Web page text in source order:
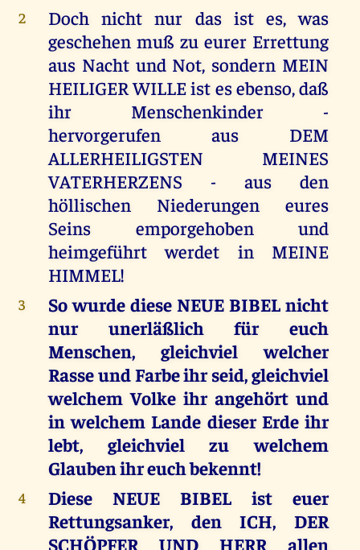
2
Doch nicht nur das ist es, was
geschehen muß zu eurer Errettung
aus Nacht und Not, sondern MEIN
HEILIGER WILLE ist es ebenso, daß
ihr Menschenkinder -
hervorgerufen aus DEM
ALLERHEILIGSTEN MEINES
VATERHERZENS - aus den
höllischen Niederungen eures
Seins emporgehoben und
heimgeführt werdet in MEINE
HIMMEL!
3
So wurde diese NEUE BIBEL nicht
nur unerläßlich für euch
Menschen, gleichviel welcher
Rasse und Farbe ihr seid, gleichviel
welchem Volke ihr angehört und
in welchem Lande dieser Erde ihr
lebt, gleichviel zu welchem
Glauben ihr euch bekennt!
4
Diese NEUE BIBEL ist euer
Rettungsanker, den ICH, DER
SCHÖPFER UND HERR allen